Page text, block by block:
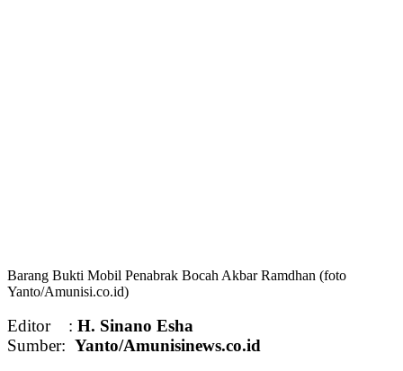
Barang Bukti Mobil Penabrak Bocah Akbar Ramdhan (foto
Yanto/Amunisi.co.id)
Editor : H. Sinano Esha
Sumber: Yanto/Amunisinews.co.id